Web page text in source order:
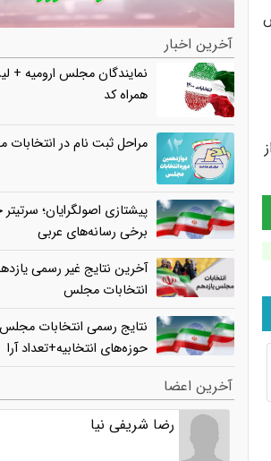
آخرین اخبار
نمایندگان مجلس ارومیه +
همراه کد
مراحل ثبت نام در
پیشتازی اصولگرایان؛
برخی رسانه‌های عربی
آخرین نتایج غیر رسمی
انتخابات مجلس
نتایج رسمی انتخابات
حوزه‌های انتخابیه+تعداد آرا
آخرین اعضا
رضا شریفی نیا